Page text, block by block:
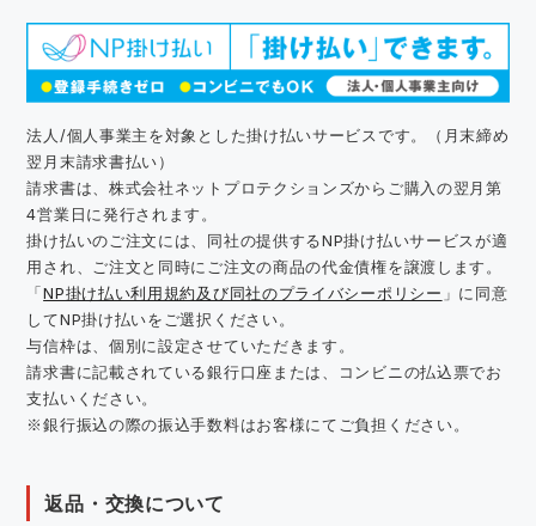
法人/個人事業主を対象とした掛け払いサービスです。（月末締め
翌月末請求書払い）
請求書は、株式会社ネットプロテクションズからご購入の翌月第
4営業日に発行されます。
掛け払いのご注文には、同社の提供するNP掛け払いサービスが適
用され、ご注文と同時にご注文の商品の代金債権を譲渡します。
「NP掛け払い利用規約及び同社のプライバシーポリシー 」に同意
してNP掛け払いをご選択ください。
与信枠は、個別に設定させていただきます。
請求書に記載されている銀行口座または、コンビニの払込票でお
支払いください。
※銀行振込の際の振込手数料はお客様にてご負担ください。
返品・交換について